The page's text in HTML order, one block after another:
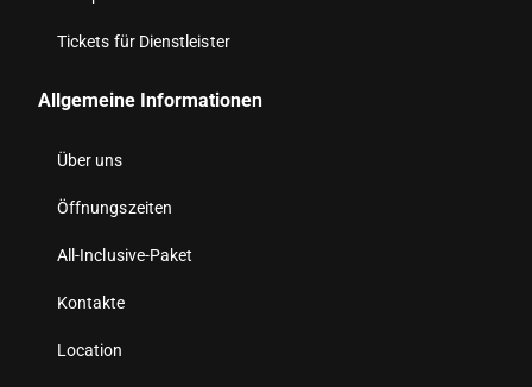
Tickets für Dienstleister
Allgemeine Informationen
Über uns
Öffnungszeiten
All-Inclusive-Paket
Kontakte
Location